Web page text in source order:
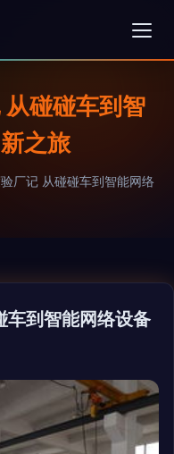
碰碰车到智
之旅
厂记 从碰碰车到智能网络
车到智能网络设备